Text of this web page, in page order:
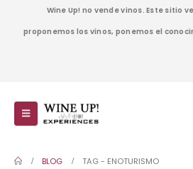
Wine Up! no vende vinos. Este sitio
proponemos los vinos, ponemos el
BLOG TAG - ENOTURISMO